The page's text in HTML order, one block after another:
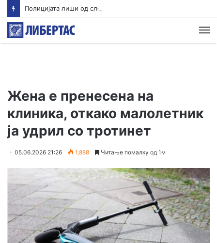
Жена е пренесена на
клиника, откако малолетник
ја удрил со тротинет
05.06.2026 21:26 1,888 Читање помалку од 1м